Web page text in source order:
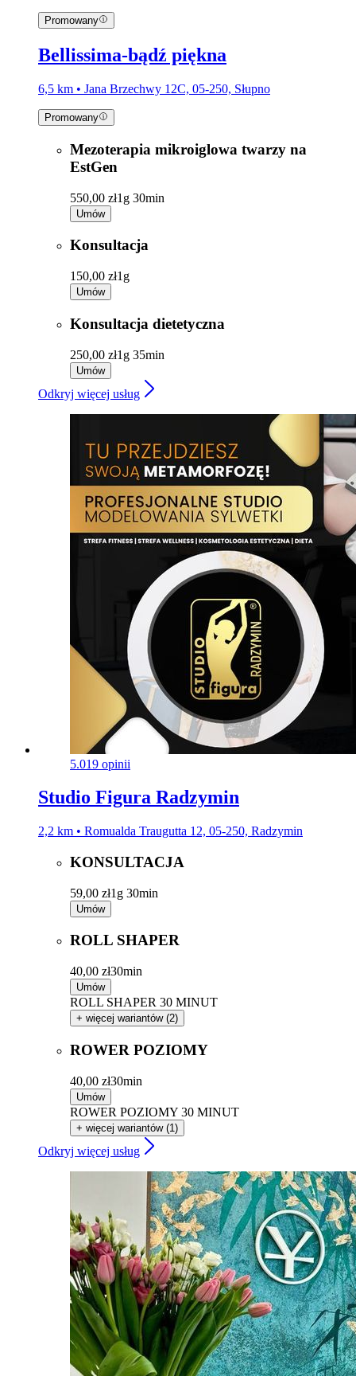
Promowany
Bellissima-bądź piękna
6,5 km • Jana Brzechwy 12C, 05-250, Słupno
Promowany
Mezoterapia mikroiglowa twarzy na
EstGen
550,00 zł1g 30min
Umów
Konsultacja
150,00 zł1g
Umów
Konsultacja dietetyczna
250,00 zł1g 35min
Umów
Odkryj więcej usług
5.019 opinii
Studio Figura Radzymin
2,2 km • Romualda Traugutta 12, 05-250, Radzymin
KONSULTACJA
59,00 zł1g 30min
Umów
ROLL SHAPER
40,00 zł30min
Umów
ROLL SHAPER 30 MINUT
+ więcej wariantów (2)
ROWER POZIOMY
40,00 zł30min
Umów
ROWER POZIOMY 30 MINUT
+ więcej wariantów (1)
Odkryj więcej usług